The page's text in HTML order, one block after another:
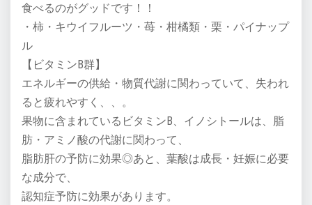
食べるのがグッドです！！
・柿・キウイフルーツ・苺・柑橘類・栗・パイナップ
ル
【ビタミンB群】
エネルギーの供給・物質代謝に関わっていて、失われ
ると疲れやすく、、。
果物に含まれているビタミンB、イノシトールは、脂
肪・アミノ酸の代謝に関わって、
脂肪肝の予防に効果◎あと、葉酸は成長・妊娠に必要
な成分で、
認知症予防に効果があります。